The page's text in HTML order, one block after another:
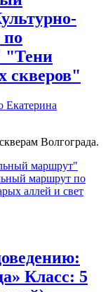
"Тени
скверов"
Екатерина
Волгограда.
маршрут"
маршрут по
аллей и свет
Класс: 5